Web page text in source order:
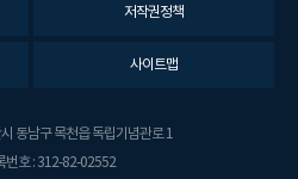
저작권정책
사이트맵
동남구 목천읍 독립기념관로 1
번호 : 312-82-02552